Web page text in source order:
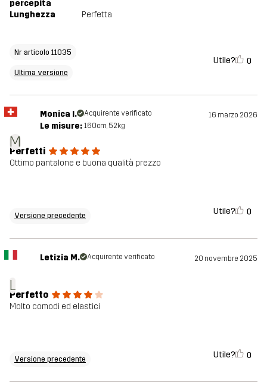
percepita
Lunghezza
Perfetta
Nr articolo 11035
Ultima versione
Utile? 0
M
Monica I. Acquirente verificato 16 marzo 2026
Le misure: 160cm, 52kg
Perfetti
Ottimo pantalone e buona qualità prezzo
Versione precedente Utile? 0
L
Letizia M. Acquirente verificato 20 novembre 2025
Perfetto
Molto comodi ed elastici
Versione precedente Utile? 0